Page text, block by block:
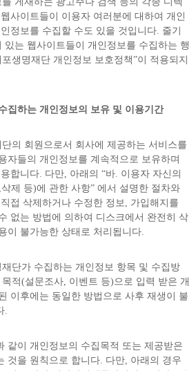
사이트들이 이용자 여러분에 대하여 개인
정보를 수집할 수도 있을 것입니다. 줄기
있는 웹사이트들이 개인정보를 수집하는 행
생명재단 개인정보 보호정책”이 적용되지
집하는 개인정보의 보유 및 이용기간
의 회원으로서 회사에 제공하는 서비스를
자들의 개인정보를 계속적으로 보유하며
합니다. 다만, 아래의 “바. 이용자 자신의
제 등)에 관한 사항” 에서 설명한 절차와
접 삭제하거나 수정한 정보, 가입해지를
없는 방법에 의하여 디스크에서 완전히 삭
이 불가능한 상태로 처리됩니다.
단가 수집하는 개인정보 항목 및 수집방
적(설문조사, 이벤트 등)으로 입력 받은 개
이후에는 동일한 방법으로 사후 재생이 불
.
같이 개인정보의 수집목적 또는 제공받은
것을 원칙으로 합니다. 다만, 아래의 경우